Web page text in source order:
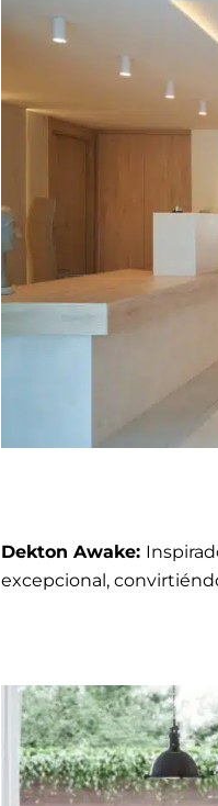
Dekton Awake:
excepcional,